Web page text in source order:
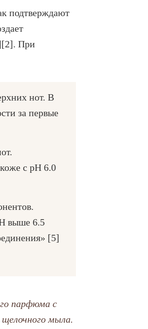
подтверждают
При
нот. В
за первые
с pH 6.0
выше 6.5
[5]
парфюма с
мыла.